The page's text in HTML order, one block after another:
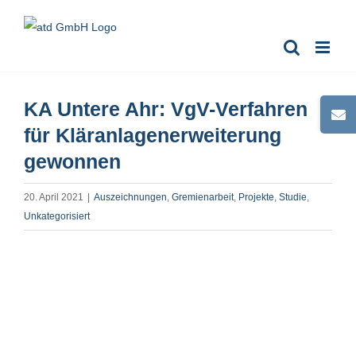
Inhalt
KA Untere Ahr: VgV-Verfahren
für Kläranlagenerweiterung
gewonnen
20. April 2021 Auszeichnungen, Gremienarbeit, Projekte, Studie,
Unkategorisiert
Sliding